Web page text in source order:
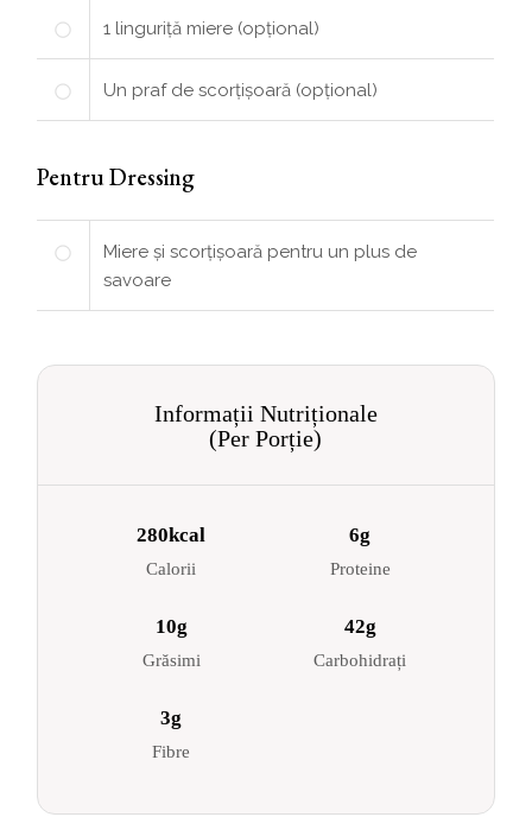
1 linguriță miere (opțional)
Un praf de scorțișoară (opțional)
Pentru Dressing
Miere și scorțișoară pentru un plus de
savoare
Informații Nutriționale
(Per Porție)
280kcal
Calorii
6g
Proteine
10g
Grăsimi
42g
Carbohidrați
3g
Fibre